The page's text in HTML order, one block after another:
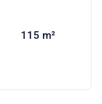
115 m²